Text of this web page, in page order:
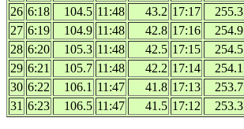
26 6:18 104.5 11:48 43.2 17:17
255.3
27 6:19 104.9 11:48 42.8 17:16
254.9
28 6:20 105.3 11:48 42.5 17:15
254.5
29 6:21 105.7 11:48 42.2 17:14
254.1
30 6:22 106.1 11:47 41.8 17:13
253.7
31 6:23 106.5 11:47 41.5 17:12
253.3